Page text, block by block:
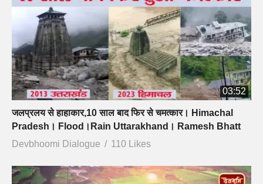
03:52
जलप्रलय से हाहाकार,10 साल बाद फिर से चमत्कार। Himachal
Pradesh। Flood।Rain Uttarakhand। Ramesh Bhatt
Devbhoomi Dialogue
110 Likes